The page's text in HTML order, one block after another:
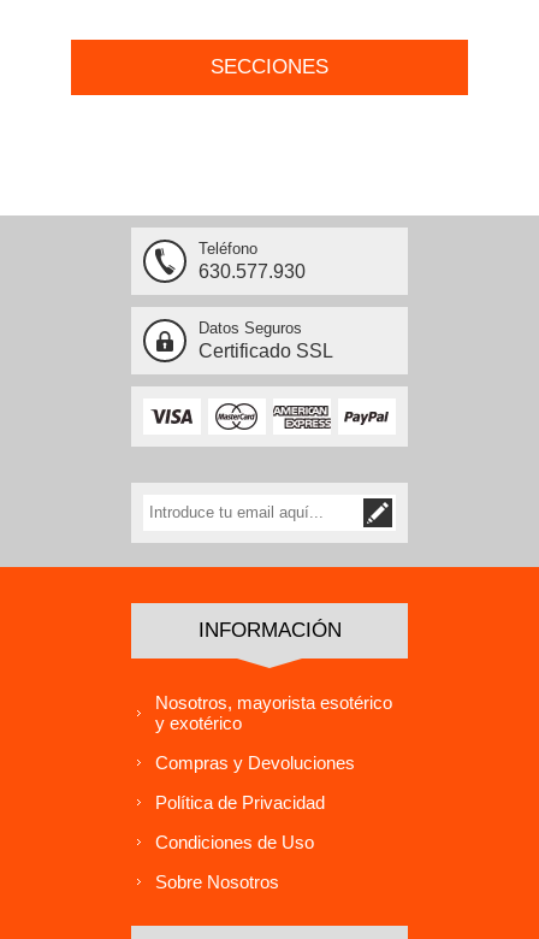
SECCIONES
Teléfono
630.577.930
Datos Seguros
Certificado SSL
INFORMACIÓN
Nosotros, mayorista esotérico
y exotérico
Compras y Devoluciones
Política de Privacidad
Condiciones de Uso
Sobre Nosotros